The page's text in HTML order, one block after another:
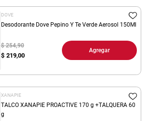
DOVE
Desodorante Dove Pepino Y Te Verde Aerosol 150Ml
$ 219,00
$ 254,90
Agregar
XANAPIE
TALCO XANAPIE PROACTIVE 170 g +TALQUERA 60
g